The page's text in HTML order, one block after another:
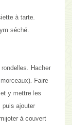
à tarte.
séché.
Hacher
Faire
y mettre les
puis ajouter
à couvert